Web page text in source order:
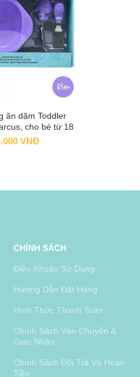
TO CART
ăn dặm Toddler
cho bé từ 18
– Willo
VNĐ
CHÍNH SÁCH
Điều Khoản Sử Dụng
Hướng Dẫn Đặt Hàng
Hình Thức Thanh Toán
Chính Sách Vận Chuyển &
Giao Nhận
Chính Sách Đổi Trả Và Hoàn
Tiền